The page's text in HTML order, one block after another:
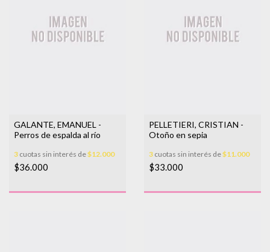
GALANTE, EMANUEL -
Perros de espalda al río
3 cuotas sin interés de$12.000
$36.000
PELLETIERI, CRISTIAN -
Otoño en sepia
3 cuotas sin interés de$11.000
$33.000